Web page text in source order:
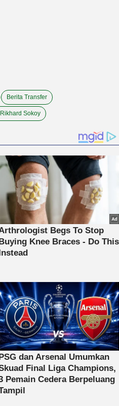
Berita Transfer
Sokoy